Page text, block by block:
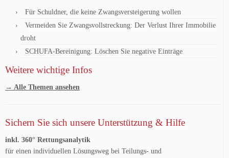
Für Schuldner, die keine Zwangsversteigerung wollen
Vermeiden Sie Zwangsvollstreckung: Der Verlust Ihrer Immobilie
droht
SCHUFA-Bereinigung: Löschen Sie negative Einträge
Weitere wichtige Infos
→ Alle Themen ansehen
Sichern Sie sich unsere Unterstützung & Hilfe
inkl. 360° Rettungsanalytik
für einen individuellen Lösungsweg bei Teilungs- und